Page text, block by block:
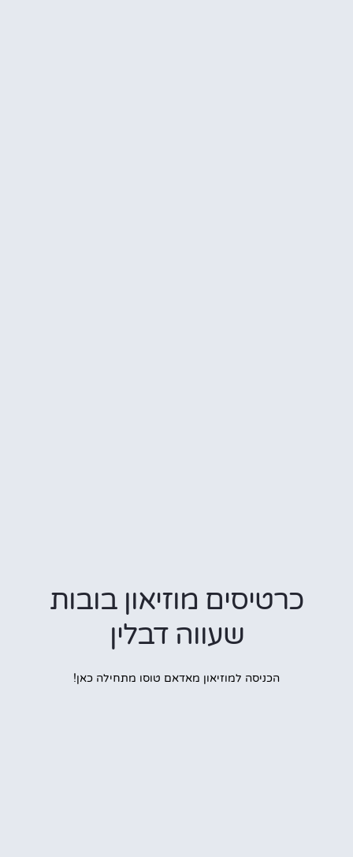
כרטיסים מוזיאון בובות
שעווה דבלין
הכניסה למוזיאון מאדאם טוסו מתחילה כאן!